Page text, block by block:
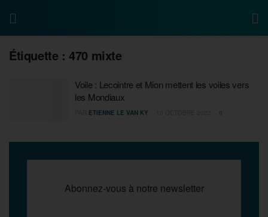
Étiquette :470 mixte
Voile : Lecointre et Mion mettent les voiles vers
les Mondiaux
ETIENNE LE VAN KY
Abonnez-vous à notre newsletter